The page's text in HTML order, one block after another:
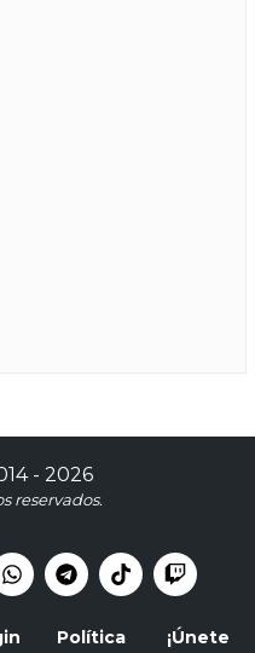
- 2026
reservados.
Política ¡Únete